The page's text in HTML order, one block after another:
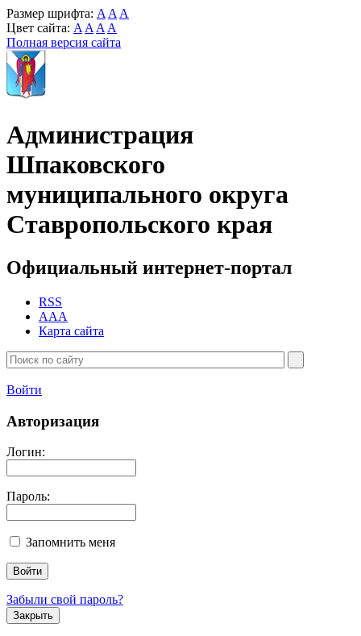
Размер шрифта: A A A
Цвет сайта: A A A A
Полная версия сайта
Администрация
Шпаковского
муниципального округа
Ставропольского края
Официальный интернет-портал
RSS
AAA
Карта сайта
Войти
Авторизация
Логин:
Пароль:
Запомнить меня
Забыли свой пароль?
Закрыть